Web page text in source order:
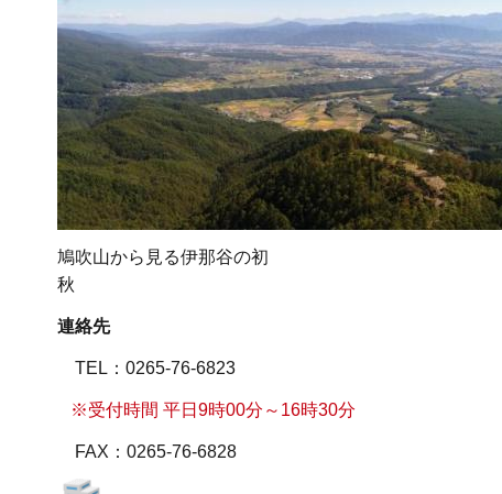
鳩吹山から見る伊那谷の初
秋
連絡先
TEL ：0265-76-6823
※受付時間 平日9時00分～16時30分
FAX：0265-76-6828